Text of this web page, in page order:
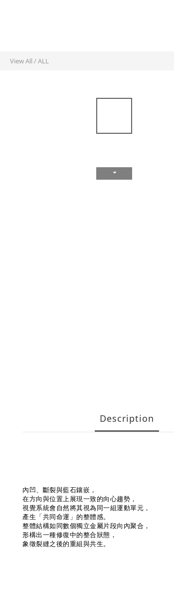
View All/ALL
Description
內凹、斷裂與藍石鑲嵌，
在方向與位置上展現一致的向心趨勢，
視覺系統會自然將其視為同一組運動單元，
產生「共同命運」的整體感。
整體結構如同數個獨立金屬片段向內聚合，
形構出一種修復中的整合狀態，
象徵裂縫之後的重組與共生。